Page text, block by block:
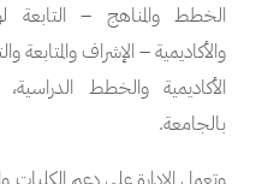
الخطط والمناهج – التابعة
والأكاديمية – الإشراف والمتابعة
الأكاديمية والخطط
بالجامعة.